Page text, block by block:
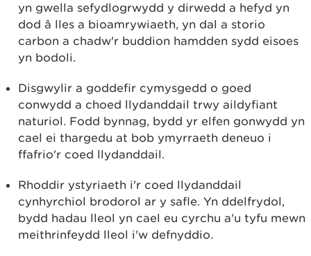
yn gwella sefydlogrwydd y dirwedd a hefyd yn
dod â lles a bioamrywiaeth, yn dal a storio
carbon a chadw'r buddion hamdden sydd eisoes
yn bodoli.
Disgwylir a goddefir cymysgedd o goed
conwydd a choed llydanddail trwy aildyfiant
naturiol. Fodd bynnag, bydd yr elfen gonwydd yn
cael ei thargedu at bob ymyrraeth deneuo i
ffafrio'r coed llydanddail.
Rhoddir ystyriaeth i'r coed llydanddail
cynhyrchiol brodorol ar y safle. Yn ddelfrydol,
bydd hadau lleol yn cael eu cyrchu a'u tyfu mewn
meithrinfeydd lleol i'w defnyddio.